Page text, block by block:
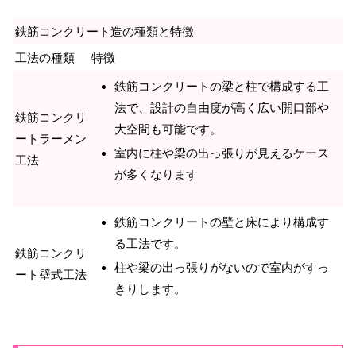
鉄筋コンクリート造の種類と特徴
工法の種類
特徴
鉄筋コンクリ
ートラーメン
工法
鉄筋コンクリートの梁と柱で構成する工
法で、設計の自由度が高く広い開口部や
大空間も可能です。
室内に柱や梁の出っ張りが見えるケース
が多くなります
鉄筋コンクリ
ート壁式工法
鉄筋コンクリートの壁と床により構成す
る工法です。
柱や梁の出っ張りがないので室内がすっ
きりします。